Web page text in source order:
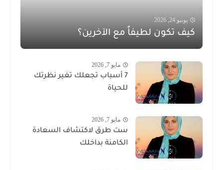
يونيو 24, 2026
كيف تكون لطيفاً مع الآخرين؟
مايو 7, 2026
7 أسباب تجعلك تغير نظرتك
للحياة
مايو 7, 2026
ست طرق لاكتشاف السعادة
الكامنة بداخلك